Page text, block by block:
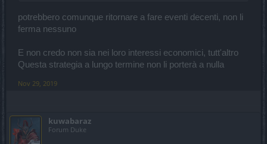
potrebbero comunque ritornare a fare eventi decenti, non li
ferma nessuno
E non credo non sia nei loro interessi economici, tutt'altro
Questa strategia a lungo termine non li porterà a nulla
Nov 29, 2019
kuwabaraz
Forum Duke